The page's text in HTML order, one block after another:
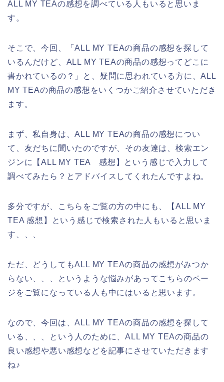
ALL MY TEAの感想を調べている人もいると思いま
す。
そこで、今回、「ALL MY TEAの商品の感想を探して
いるんだけど、ALL MY TEAの商品の感想ってどこに
書かれているの？」と、疑問に思われている方に、ALL
MY TEAの商品の感想をいくつかご紹介させていただき
ます。
まず、私自身は、ALL MY TEAの商品の感想につい
て、友だちに聞いたのですが、その友達は、検索エン
ジンに【ALL MY TEA 感想】という感じで入力して
調べてみたら？とアドバイスしてくれたんですよね。
多分ですが、こちらをご覧の方の中にも、【ALL MY
TEA 感想】という感じで検索された人もいると思いま
す、、、
ただ、どうしてもALL MY TEAの商品の感想がみつか
らない、、、というような悩みがあってこちらのペー
ジをご覧になっている人も中にはいると思います。
なので、今回は、ALL MY TEAの商品の感想を探して
いる、、、という人のために、ALL MY TEAの商品の
良い感想や悪い感想などを記事にさせていただきます
ね♪